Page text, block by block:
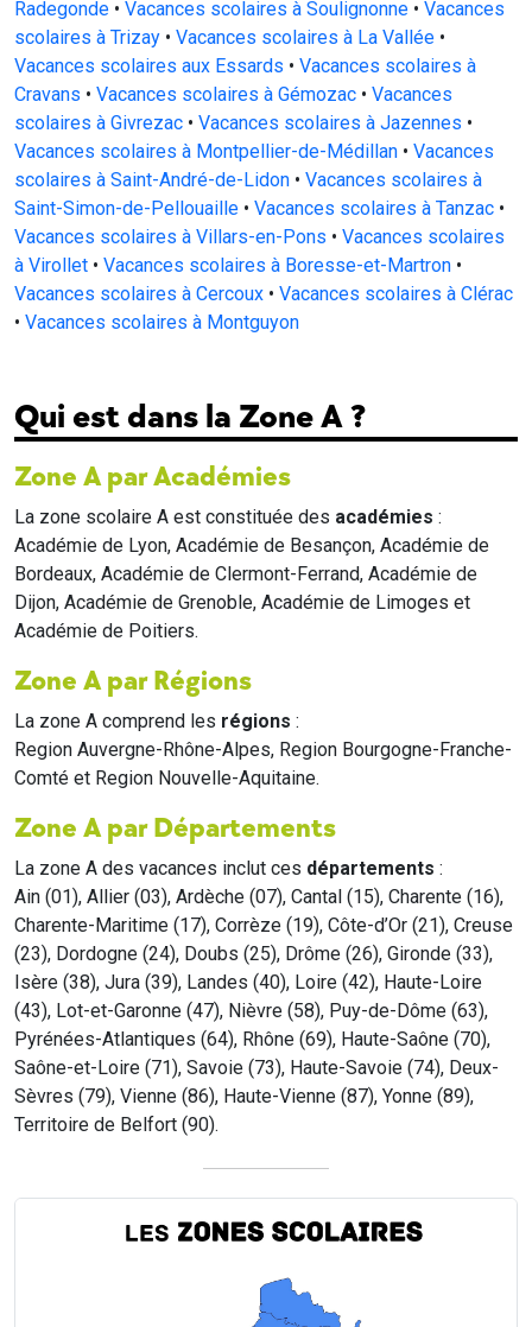
Radegonde • Vacances scolaires à Soulignonne • Vacances
scolaires à Trizay • Vacances scolaires à La Vallée •
Vacances scolaires aux Essards • Vacances scolaires à
Cravans • Vacances scolaires à Gémozac • Vacances
scolaires à Givrezac • Vacances scolaires à Jazennes •
Vacances scolaires à Montpellier-de-Médillan • Vacances
scolaires à Saint-André-de-Lidon • Vacances scolaires à
Saint-Simon-de-Pellouaille • Vacances scolaires à Tanzac •
Vacances scolaires à Villars-en-Pons • Vacances scolaires
à Virollet • Vacances scolaires à Boresse-et-Martron •
Vacances scolaires à Cercoux • Vacances scolaires à Clérac
• Vacances scolaires à Montguyon
Qui est dans la Zone A ?
Zone A par Académies
La zone scolaire A est constituée des académies :
Académie de Lyon, Académie de Besançon, Académie de
Bordeaux, Académie de Clermont-Ferrand, Académie de
Dijon, Académie de Grenoble, Académie de Limoges et
Académie de Poitiers.
Zone A par Régions
La zone A comprend les régions :
Region Auvergne-Rhône-Alpes, Region Bourgogne-Franche-
Comté et Region Nouvelle-Aquitaine.
Zone A par Départements
La zone A des vacances inclut ces départements :
Ain (01), Allier (03), Ardèche (07), Cantal (15), Charente (16),
Charente-Maritime (17), Corrèze (19), Côte-d’Or (21), Creuse
(23), Dordogne (24), Doubs (25), Drôme (26), Gironde (33),
Isère (38), Jura (39), Landes (40), Loire (42), Haute-Loire
(43), Lot-et-Garonne (47), Nièvre (58), Puy-de-Dôme (63),
Pyrénées-Atlantiques (64), Rhône (69), Haute-Saône (70),
Saône-et-Loire (71), Savoie (73), Haute-Savoie (74), Deux-
Sèvres (79), Vienne (86), Haute-Vienne (87), Yonne (89),
Territoire de Belfort (90).